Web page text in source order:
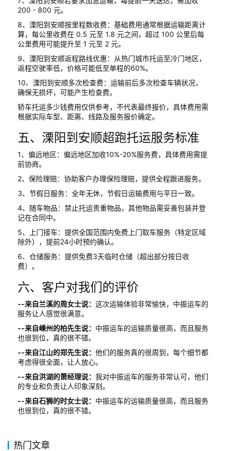
200 - 800 元。
8、溧阳到安顺按里程数收费：基础费用通常根据运输距离计
算，每公里收费在 0.5 元至 1.8 元之间，超过 100 公里后每
公里费用可能提升至 1 元至 2 元。
9、溧阳到安顺返程路线优惠：从热门城市托运至冷门地区，
返程空驶率低，价格可能低至单程的60%。
10、溧阳到安顺多次检查费：运输前后多次检查车辆状况，
确保无损坏，可能产生检查费。
轿车托运多少钱费用仅供参考，不代表最终报价，具体费用需
根据实际车型、距离、线路及服务报价确定。
五、溧阳到安顺超跑托运服务标准
1、偏远地区：偏远地区加收10%-20%服务费，具体费用需提
前协商。
2、保险理赔：协助客户办理保险理赔，提供全程跟进服务。
3、节假日服务：全年无休，节假日运输费用与平日一致。
4、随车物品：禁止托运贵重物品，其他物品需妥善包装并登
记在合同中。
5、上门接车：提供全国范围内免费上门取车服务（特定区域
除外），提前24小时预约确认。
6、仓储服务：提供免费3天临时仓储（超出部分按日收
费）。
六、客户对我们的评价
--来自兰溪的周女士说： 这次运输体验非常愉快，中振运车的
服务让人感觉很满意。
--来自嵊州的柏先生说： 中振运车的运输质量很高，而且服务
也很到位，真的很不错。
--来自江山的郑先生说： 他们的服务真的很周到，每个细节都
考虑得很全面，让人放心。
--来自洪湖的萧经理说： 我对中振运车的服务非常认可，他们
的专业和负责让人印象深刻。
--来自石狮的时女士说： 中振运车的运输质量很高，而且服务
也很到位，真的很不错。
热门文章